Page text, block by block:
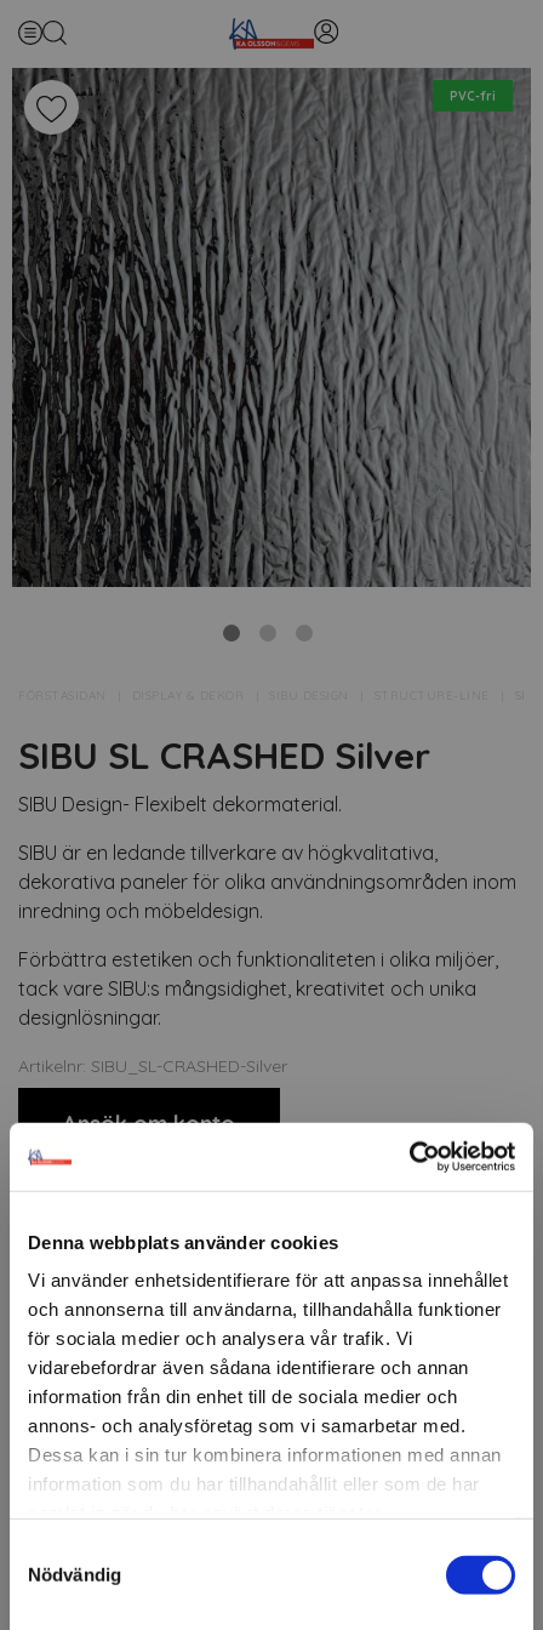
Denna webbplats använder cookies
Vi använder enhetsidentifierare för att anpassa innehållet
och annonserna till användarna, tillhandahålla funktioner
för sociala medier och analysera vår trafik. Vi
vidarebefordrar även sådana identifierare och annan
information från din enhet till de sociala medier och
annons- och analysföretag som vi samarbetar med.
Dessa kan i sin tur kombinera informationen med annan
information som du har tillhandahållit eller som de har
Nödvändig
PVC-fri
FÖRSTASIDAN DISPLAY & DEKOR STRUCTURE-LINE
SIBU SL CRASHED Silver
SIBU Design- Flexibelt dekormaterial.
SIBU är en ledande tillverkare av högkvalitativa,
dekorativa paneler för olika användningsområden inom
inredning och möbeldesign.
Förbättra estetiken och funktionaliteten i olika miljöer,
tack vare SIBU:s mångsidighet, kreativitet och unika
designlösningar.
Artikelnr: SIBU_SL-CRASHED-Silver
Ansök om konto
Beskrivning
SIBU Design- Flexibelt
dekormaterial.
SIBU är en ledande tillverkare av högkvalitativa,
dekorativa paneler för olika användningsområden inom
inredning och möbeldesign. Förbättra estetiken och
funktionaliteten i olika miljöer, tack vare SIBU:s
mångsidighet, kreativitet och unika designlösningar.
Produktsortiment
inklusive: